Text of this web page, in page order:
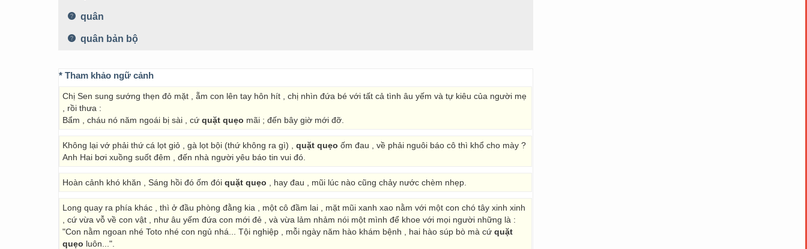
quân
quân bản bộ
* Tham khảo ngữ cảnh
Chị Sen sung sướng thẹn đỏ mặt , ẵm con lên tay hôn hít , chị nhìn đứa bé với tất cả tình âu yếm và tự kiêu của người mẹ
, rồi thưa :
Bẩm , cháu nó năm ngoái bị sài , cứ quặt quẹo mãi ; đến bây giờ mới đỡ.
Không lại vớ phải thứ cá lọt giỏ , gà lọt bội (thứ không ra gì) , quặt quẹo ốm đau , về phải nguôi báo cô thì khổ cho mày ?
Anh Hai bơi xuồng suốt đêm , đến nhà người yêu báo tin vui đó.
Hoàn cảnh khó khăn , Sáng hồi đó ốm đói quặt quẹo , hay đau , mũi lúc nào cũng chảy nước chèm nhẹp.
Long quay ra phía khác , thì ở đầu phòng đằng kia , một cô đầm lai , mặt mũi xanh xao nằm với một con chó tây xinh xinh
, cứ vừa vỗ về con vật , như âu yếm đứa con mới đẻ , và vừa lảm nhảm nói một mình để khoe với mọi người những là :
"Con nằm ngoan nhé Toto nhé con ngủ nhá... Tội nghiệp , mỗi ngày năm hào khám bệnh , hai hào súp bò mà cứ quặt
quẹo luôn...".